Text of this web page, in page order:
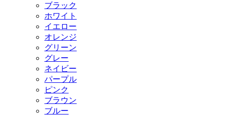
ブラック
ホワイト
イエロー
オレンジ
グリーン
グレー
ネイビー
パープル
ピンク
ブラウン
ブルー